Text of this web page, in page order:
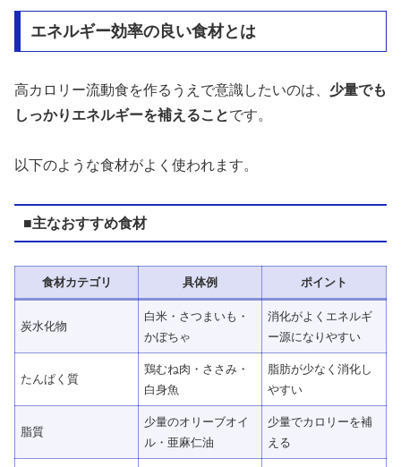
エネルギー効率の良い食材とは
高カロリー流動食を作るうえで意識したいのは、 少量でも
しっかりエネルギーを補えることです。
以下のような食材がよく使われます。
■主なおすすめ食材
食材カテゴリ 具体例 ポイント
炭水化物
白米・さつまいも・
かぼちゃ
消化がよくエネルギ
ー源になりやすい
たんぱく質
鶏むね肉・ささみ・
白身魚
脂肪が少なく消化し
やすい
脂質
少量のオリーブオイ
ル・亜麻仁油
少量でカロリーを補
える